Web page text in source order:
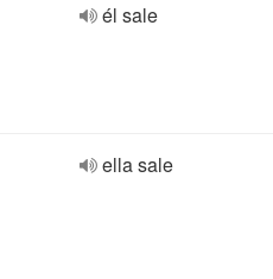
él sale
ella sale